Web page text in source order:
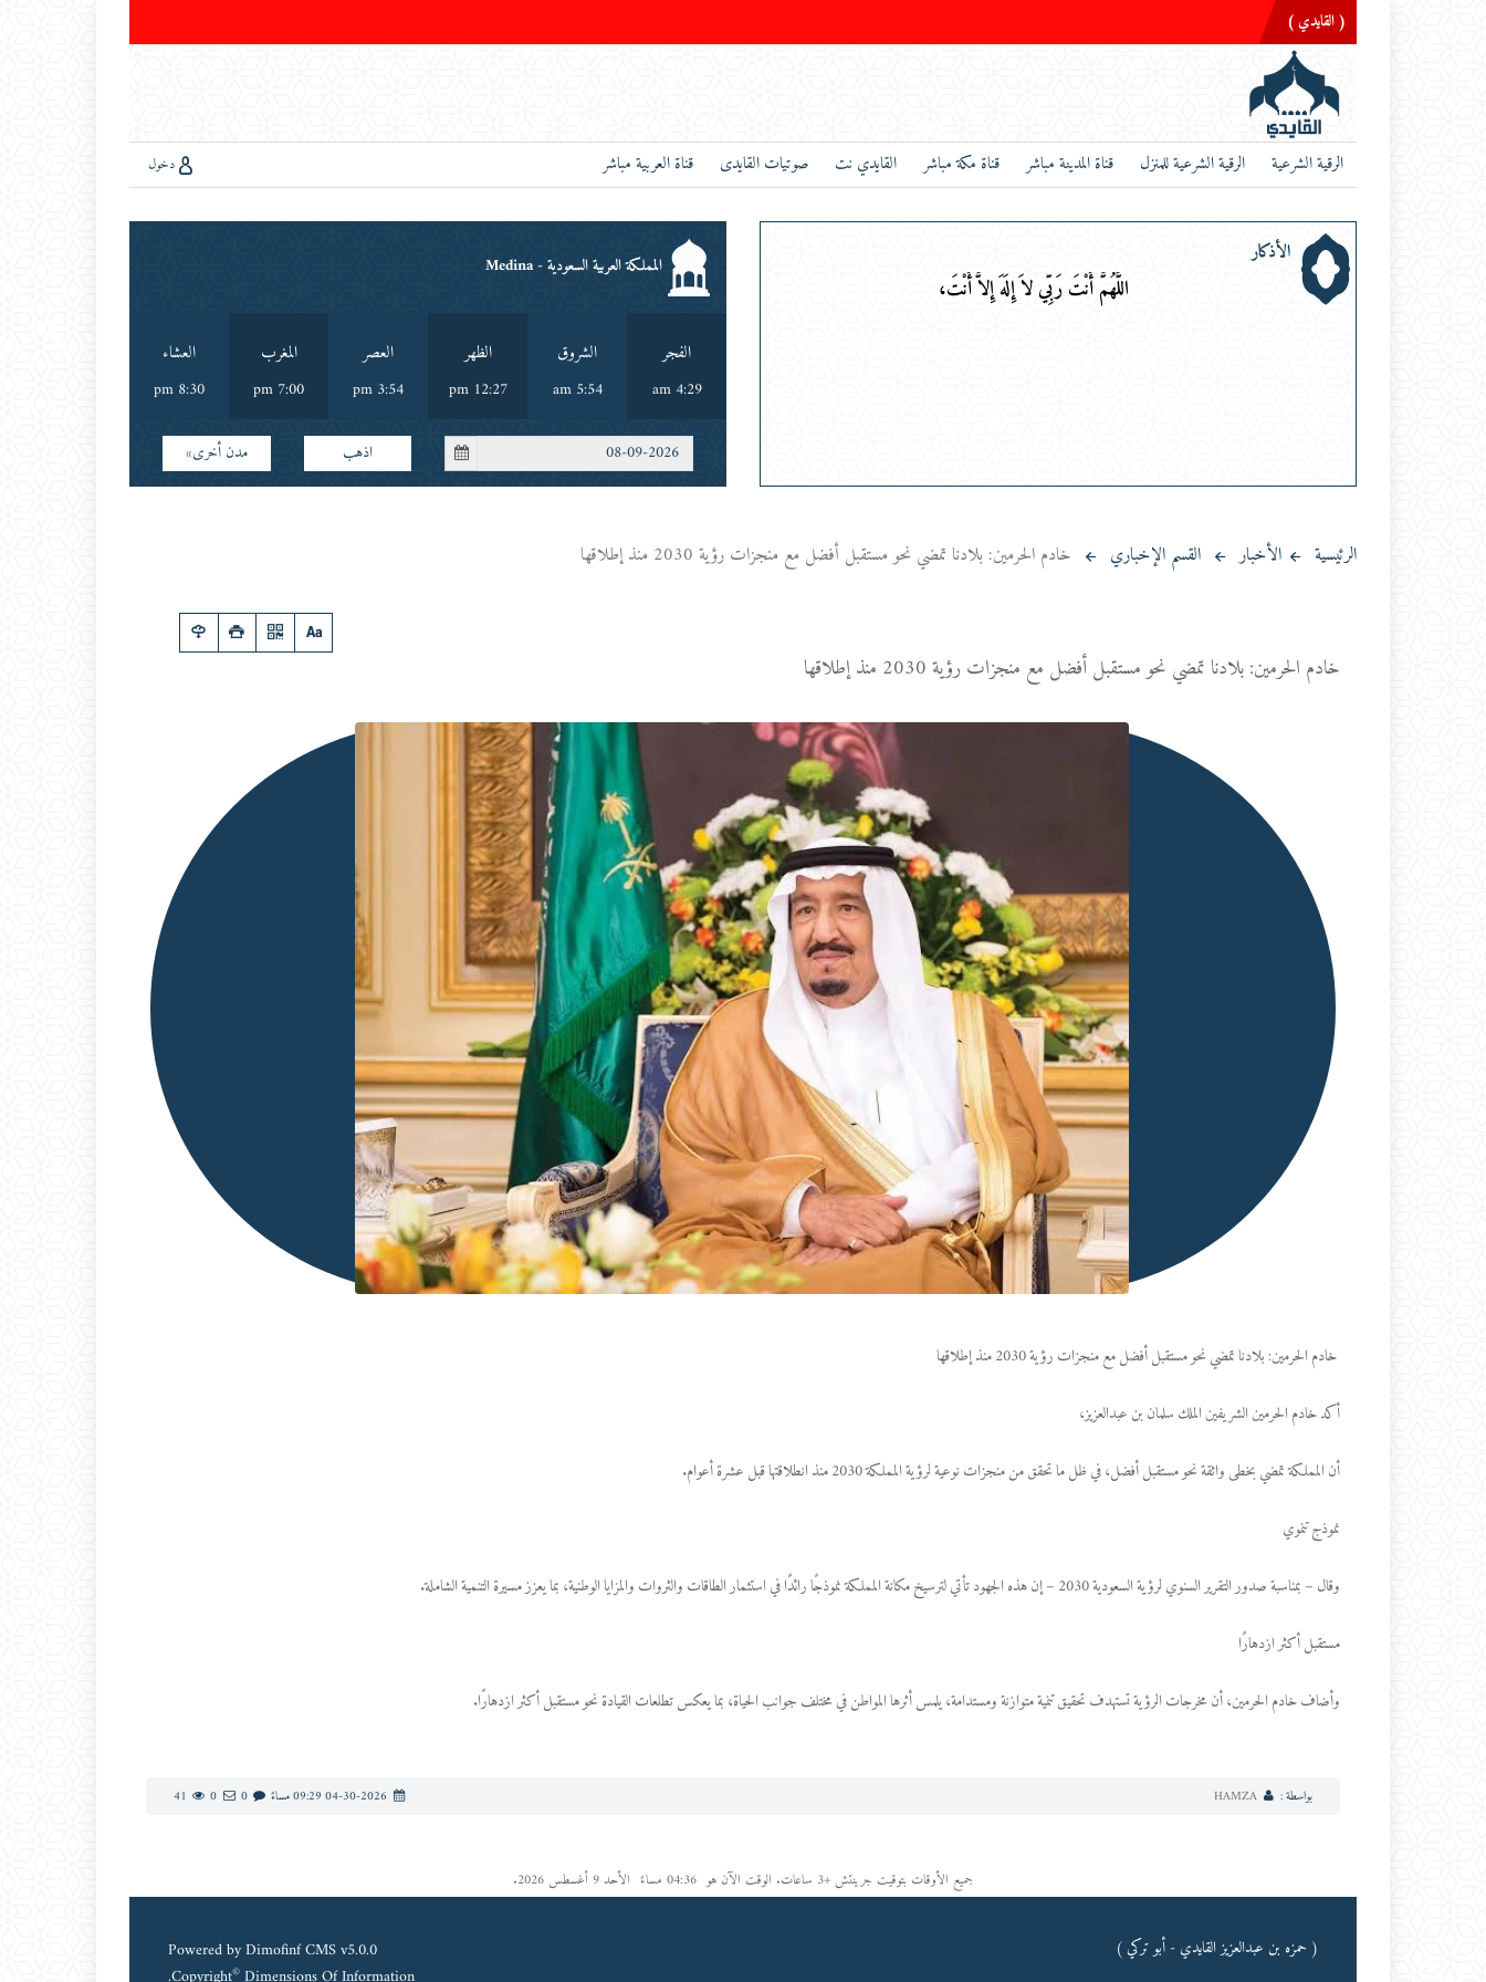
( القايدي )
الرقية الشرعية الرقية الشرعية للمنزل قناة المدينة مباشر قناة مكة مباشر القايدي نت صوتيات القايدى قناة العربية مباشر دخول
الأذكار
اللَّهُمَّ أَنْتَ رَبِّي لاَ إِلَهَ إِلاَّ أَنْتَ، خَلَقْت
المملكة العربية السعودية - Medina
الفجر
4:29 am
الشروق
5:54 am
الظهر
12:27 pm
العصر
3:54 pm
المغرب
7:00 pm
العشاء
8:30 pm
اذهب مدن أخرى»
الرئيسية الأخبار القسم الإخباري خادم الحرمين: بلادنا تمضي نحو مستقبل أفضل مع منجزات رؤية 2030 منذ إطلاقها
خادم الحرمين: بلادنا تمضي نحو مستقبل أفضل مع منجزات رؤية 2030 منذ إطلاقها
خادم الحرمين: بلادنا تمضي نحو مستقبل أفضل مع منجزات رؤية 2030 منذ إطلاقها
أكد خادم الحرمين الشريفين الملك سلمان بن عبدالعزيز،
أن المملكة تمضي بخطى واثقة نحو مستقبل أفضل، في ظل ما تحقق من منجزات نوعية لرؤية المملكة 2030 منذ انطلاقتها قبل عشرة أعوام.
نموذج تنموي
وقال – بمناسبة صدور التقرير السنوي لرؤية السعودية 2030 – إن هذه الجهود تأتي لترسيخ مكانة المملكة نموذجًا رائدًا في استثمار الطاقات والثروات والمزايا الوطنية، بما يعزز مسيرة التنمية الشاملة.
مستقبل أكثر ازدهارًا
وأضاف خادم الحرمين، أن مخرجات الرؤية تستهدف تحقيق تنمية متوازنة ومستدامة، يلمس أثرها المواطن في مختلف جوانب الحياة، بما يعكس تطلعات القيادة نحو مستقبل أكثر ازدهارًا.
بواسطة : HAMZA
0
جميع الأوقات بتوقيت جرينتش +3 ساعات. الوقت الآن هو 04:36 مساءً الأحد 9 أغسطس 2026.
( حمزه بن عبدالعزيز القايدي - أبو تركي ) Powered byDimofinf CMSv5.0.0
©